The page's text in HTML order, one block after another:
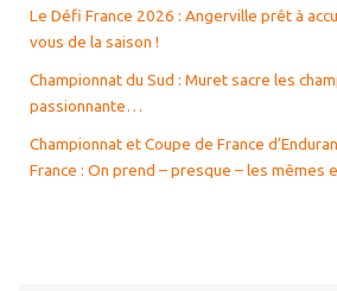
Le Défi France 2026 : Angerville prêt à
vous de la saison !
Championnat du Sud : Muret sacre les
passionnante…
Championnat et Coupe de France
France : On prend – presque – les mêmes